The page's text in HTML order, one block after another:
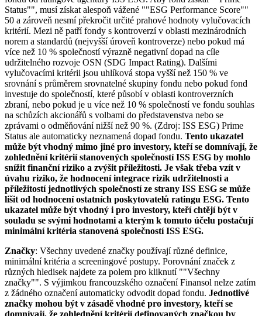
Status"", musí získat alespoň vážené ""ESG Performance Score""
50 a zároveň nesmí překročit určité prahové hodnoty vylučovacích
kritérií. Mezi ně patří fondy s kontroverzí v oblasti mezinárodních
norem a standardů (nejvyšší úroveň kontroverze) nebo pokud má
více než 10 % společností výrazně negativní dopad na cíle
udržitelného rozvoje OSN (SDG Impact Rating). Dalšími
vylučovacími kritérii jsou uhlíková stopa vyšší než 150 % ve
srovnání s průměrem srovnatelné skupiny fondu nebo pokud fond
investuje do společností, které působí v oblasti kontroverzních
zbraní, nebo pokud je u více než 10 % společností ve fondu souhlas
na schůzích akcionářů s volbami do představenstva nebo se
zprávami o odměňování nižší než 90 %. (Zdroj: ISS ESG) Prime
Status ale automaticky neznamená dopad fondu. Tento ukazatel
může být vhodný mimo jiné pro investory, kteří se domnívají, že
zohlednění kritérií stanovených společností ISS ESG by mohlo
snížit finanční riziko a zvýšit příležitosti. Je však třeba vzít v
úvahu riziko, že hodnocení integrace rizik udržitelnosti a
příležitostí jednotlivých společností ze strany ISS ESG se může
lišit od hodnocení ostatních poskytovatelů ratingu ESG. Tento
ukazatel může být vhodný i pro investory, kteří chtějí být v
souladu se svými hodnotami a kterým k tomuto účelu postačují
minimální kritéria stanovená společností ISS ESG.
Značky: Všechny uvedené značky používají různé definice,
minimální kritéria a screeningové postupy. Porovnání značek z
různých hledisek najdete za polem pro kliknutí ""Všechny
značky"". S výjimkou francouzského označení Finansol nelze zatím
z žádného označení automaticky odvodit dopad fondu. Jednotlivé
značky mohou být v zásadě vhodné pro investory, kteří se
domnívají, že zohlednění kritérií definovaných značkou by